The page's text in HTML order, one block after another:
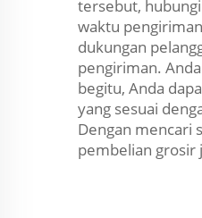
tersebut,
waktu
dukungan
pengiriman.
begitu, Anda
yang sesuai
Dengan mencari
pembelian grosir